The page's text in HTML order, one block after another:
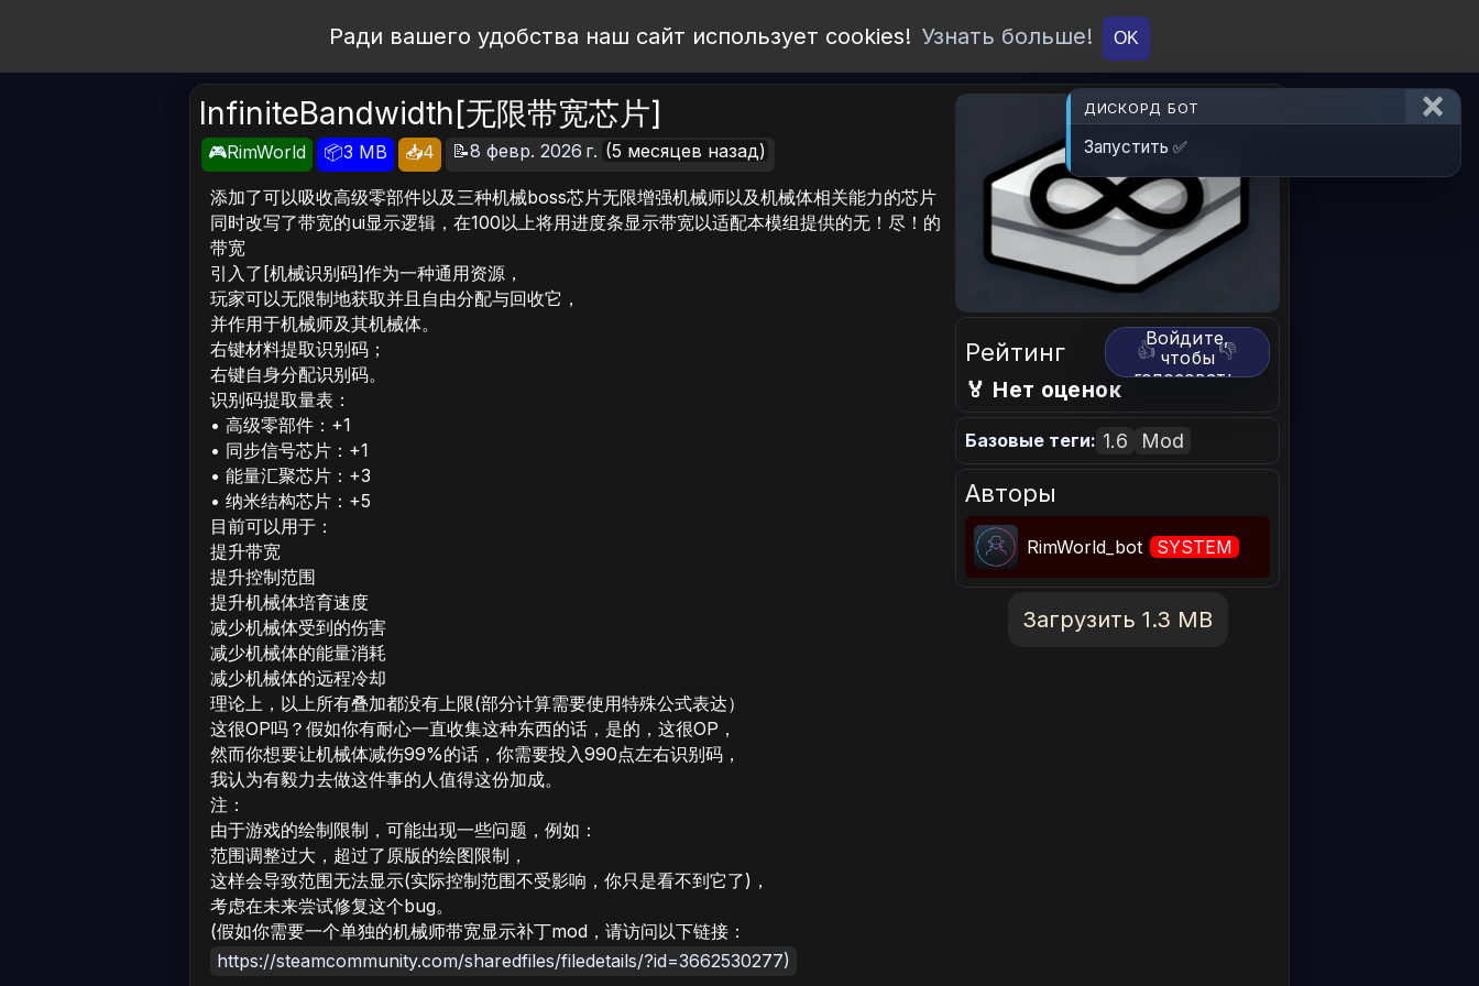
Ради вашего удобства наш сайт использует cookies! Узнать больше! OK
InfiniteBandwidth[无限带宽芯片]
🎮RimWorld 📦3 MB 📥4 📝8 февр. 2026 г. (5 месяцев назад)
添加了可以吸收高级零部件以及三种机械boss芯片无限增强机械师以及机械体相关能力的芯片
同时改写了带宽的ui显示逻辑，在100以上将用进度条显示带宽以适配本模组提供的无！尽！的
带宽
引入了[机械识别码]作为一种通用资源，
玩家可以无限制地获取并且自由分配与回收它，
并作用于机械师及其机械体。
右键材料提取识别码；
右键自身分配识别码。
识别码提取量表：
• 高级零部件：+1
• 同步信号芯片：+1
• 能量汇聚芯片：+3
• 纳米结构芯片：+5
目前可以用于：
提升带宽
提升控制范围
提升机械体培育速度
减少机械体受到的伤害
减少机械体的能量消耗
减少机械体的远程冷却
理论上，以上所有叠加都没有上限(部分计算需要使用特殊公式表达）
这很OP吗？假如你有耐心一直收集这种东西的话，是的，这很OP，
然而你想要让机械体减伤99%的话，你需要投入990点左右识别码，
我认为有毅力去做这件事的人值得这份加成。
注：
由于游戏的绘制限制，可能出现一些问题，例如：
范围调整过大，超过了原版的绘图限制，
这样会导致范围无法显示(实际控制范围不受影响，你只是看不到它了)，
考虑在未来尝试修复这个bug。
(假如你需要一个单独的机械师带宽显示补丁mod，请访问以下链接：
https://steamcommunity.com/sharedfiles/filedetails/?id=3662530277)
Рейтинг 👍 👎
Войдите,
чтобы
голосовать.
🏅 Нет оценок
Базовые теги: 1.6 Mod
Авторы
RimWorld_bot SYSTEM
Загрузить 1.3 MB
ДИСКОРД БОТ
Запустить ✅